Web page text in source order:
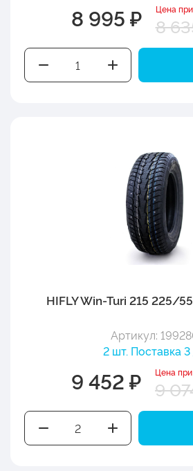
8 995 ₽ Цена
8
HIFLY Win-Turi 215 225/
Артикул:
2 шт. Поставка 3
9 452 ₽ Цена
9